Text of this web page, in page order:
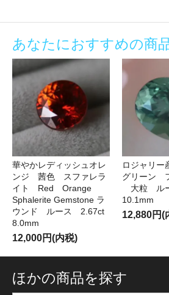
あなたにおすすめの商
華やかレディッシュオレ
ンジ 茜色 スファレラ
イト Red Orange
Sphalerite Gemstone ラ
ウンド ルース 2.67ct
8.0mm
12,000円(内税)
ロジャリ
グリーン
大粒 ル
10.1mm
12,880円(
ほかの商品を探す